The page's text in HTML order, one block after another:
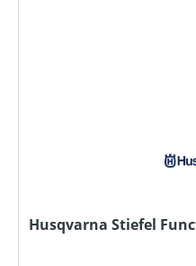
Husqvarna Stiefel